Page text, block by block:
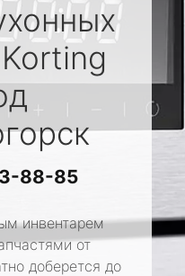
Korting
88-85
инвентарем
от
доберется до